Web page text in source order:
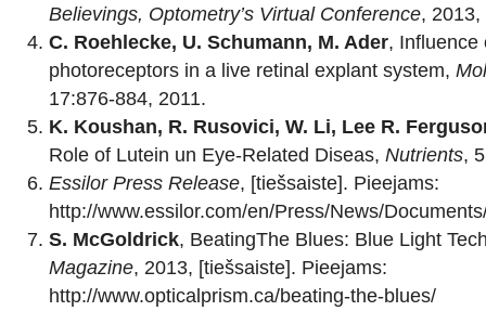
Believings, Optometry’s Virtual Conference, 2013,
C. Roehlecke, U. Schumann, M. Ader, Influence
photoreceptors in a live retinal explant system,
17:876-884, 2011.
K. Koushan, R. Rusovici, W. Li, Lee R.
Role of Lutein un Eye-Related Diseas, Nutrients,
Essilor Press Release, [tiešsaiste]. Pieejams:
http://www.essilor.com/en/Press/News/
S. McGoldrick, BeatingThe Blues: Blue Light
Magazine, 2013, [tiešsaiste]. Pieejams:
http://www.opticalprism.ca/beating-the-blues/